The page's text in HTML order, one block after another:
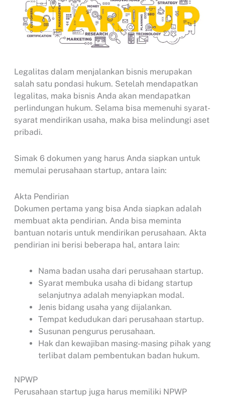
Legalitas dalam menjalankan bisnis merupakan
salah satu pondasi hukum. Setelah mendapatkan
legalitas, maka bisnis Anda akan mendapatkan
perlindungan hukum. Selama bisa memenuhi syarat-
syarat mendirikan usaha, maka bisa melindungi aset
pribadi.
Simak 6 dokumen yang harus Anda siapkan untuk
memulai perusahaan startup, antara lain:
Akta Pendirian
Dokumen pertama yang bisa Anda siapkan adalah
membuat akta pendirian. Anda bisa meminta
bantuan notaris untuk mendirikan perusahaan. Akta
pendirian ini berisi beberapa hal, antara lain:
Nama badan usaha dari perusahaan startup.
Syarat membuka usaha di bidang startup
selanjutnya adalah menyiapkan modal.
Jenis bidang usaha yang dijalankan.
Tempat kedudukan dari perusahaan startup.
Susunan pengurus perusahaan.
Hak dan kewajiban masing-masing pihak yang
terlibat dalam pembentukan badan hukum.
NPWP
Perusahaan startup juga harus memiliki NPWP